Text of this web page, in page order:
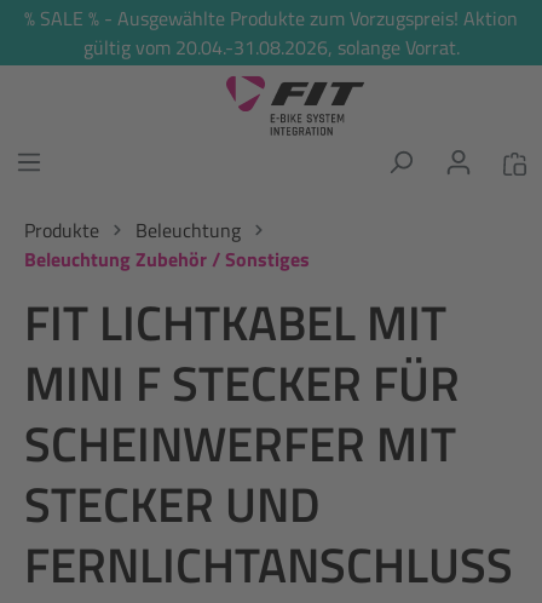
springen
% SALE % - Ausgewählte Produkte zum Vorzugspreis! Aktion
gültig vom 20.04.-31.08.2026, solange Vorrat.
Produkte
Beleuchtung
Beleuchtung Zubehör / Sonstiges
FIT LICHTKABEL MIT
MINI F STECKER FÜR
SCHEINWERFER MIT
STECKER UND
FERNLICHTANSCHLUSS